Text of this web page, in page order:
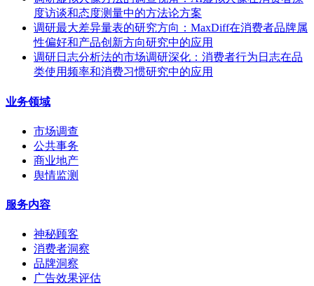
度访谈和态度测量中的方法论方案
调研最大差异量表的研究方向：MaxDiff在消费者品牌属
性偏好和产品创新方向研究中的应用
调研日志分析法的市场调研深化：消费者行为日志在品
类使用频率和消费习惯研究中的应用
业务领域
市场调查
公共事务
商业地产
舆情监测
服务内容
神秘顾客
消费者洞察
品牌洞察
广告效果评估